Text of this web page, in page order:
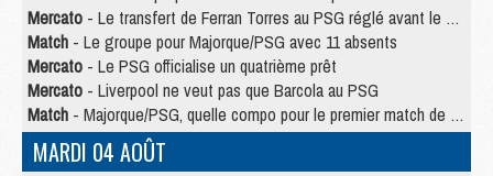
Mercato - Le transfert de Ferran Torres au PSG réglé avant le 12 août ?
Match - Le groupe pour Majorque/PSG avec 11 absents
Mercato - Le PSG officialise un quatrième prêt
Mercato - Liverpool ne veut pas que Barcola au PSG
Match - Majorque/PSG, quelle compo pour le premier match de la saison 2026/27 ?
MARDI 04 AOÛT